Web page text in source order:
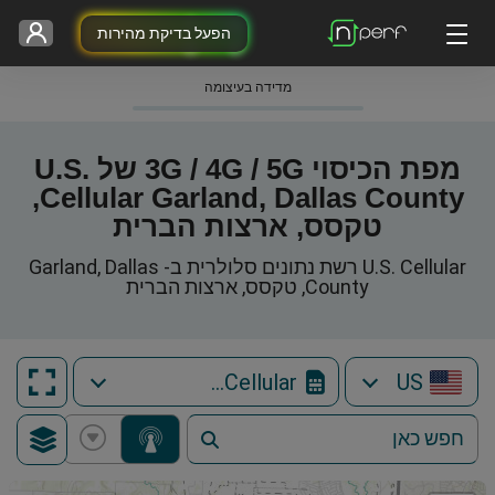
הפעל בדיקת מהירות
מדידה בעיצומה
מפת הכיסוי 3G / 4G / 5G של U.S.
Cellular Garland, Dallas County,
טקסס, ארצות הברית
U.S. Cellular רשת נתונים סלולרית ב- Garland, Dallas
County, טקסס, ארצות הברית
US
U.S. Cellular